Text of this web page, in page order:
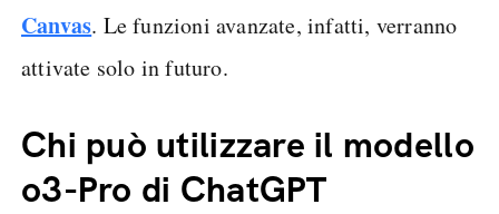
Canvas. Le funzioni avanzate, infatti, verranno
attivate solo in futuro.
Chi può utilizzare il modello
o3-Pro di ChatGPT